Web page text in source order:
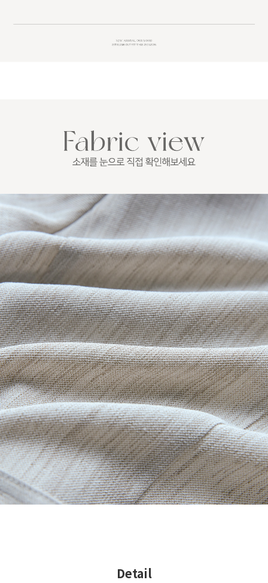
Detail